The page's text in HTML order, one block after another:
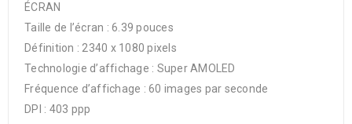
ÉCRAN
Taille de l’écran : 6.39 pouces
Définition : 2340 x 1080 pixels
Technologie d’affichage : Super AMOLED
Fréquence d’affichage : 60 images par seconde
DPI : 403 ppp